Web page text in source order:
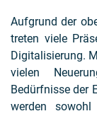
Aufgrund der
treten viele
Digitalisierung.
vielen
Bedürfnisse der
werden